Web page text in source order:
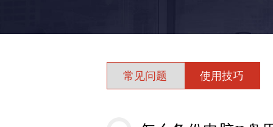
常见问题 使用技巧